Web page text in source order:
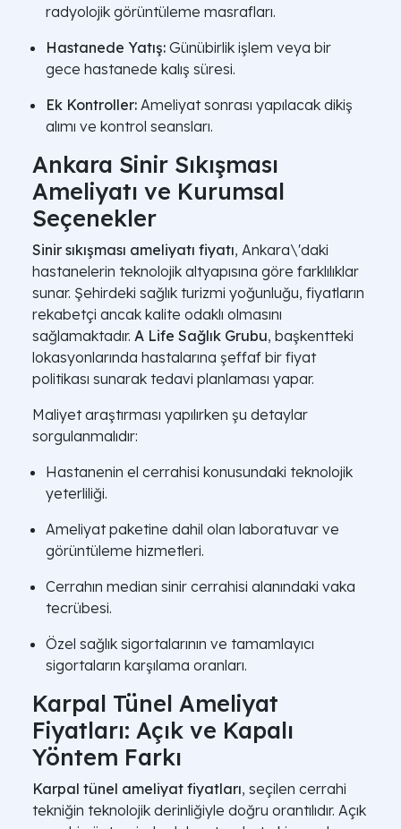
radyolojik görüntüleme masrafları.
Hastanede Yatış: Günübirlik işlem veya bir
gece hastanede kalış süresi.
Ek Kontroller: Ameliyat sonrası yapılacak dikiş
alımı ve kontrol seansları.
Ankara Sinir Sıkışması
Ameliyatı ve Kurumsal
Seçenekler
Sinir sıkışması ameliyatı fiyatı, Ankara\'daki
hastanelerin teknolojik altyapısına göre farklılıklar
sunar. Şehirdeki sağlık turizmi yoğunluğu, fiyatların
rekabetçi ancak kalite odaklı olmasını
sağlamaktadır. A Life Sağlık Grubu, başkentteki
lokasyonlarında hastalarına şeffaf bir fiyat
politikası sunarak tedavi planlaması yapar.
Maliyet araştırması yapılırken şu detaylar
sorgulanmalıdır:
Hastanenin el cerrahisi konusundaki teknolojik
yeterliliği.
Ameliyat paketine dahil olan laboratuvar ve
görüntüleme hizmetleri.
Cerrahın median sinir cerrahisi alanındaki vaka
tecrübesi.
Özel sağlık sigortalarının ve tamamlayıcı
sigortaların karşılama oranları.
Karpal Tünel Ameliyat
Fiyatları: Açık ve Kapalı
Yöntem Farkı
Karpal tünel ameliyat fiyatları, seçilen cerrahi
tekniğin teknolojik derinliğiyle doğru orantılıdır. Açık